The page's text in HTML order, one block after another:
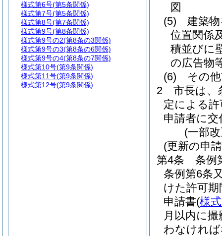
図
(5)
建築
位置関係
積並びに
の広告物
(6)
その
2
市長は、
定による
申請者に
(一部
(更新の申
第4条
条例
条例第6条
けた許可
申請書(様
月以内に
わなけれ
様式第6号(第5条関係)
様式第7号(第5条関係)
様式第8号(第7条関係)
様式第9号(第8条関係)
様式第9号の2(第8条の3関係)
様式第9号の3(第8条の6関係)
様式第9号の4(第8条の7関係)
様式第10号(第9条関係)
様式第11号(第9条関係)
様式第12号(第9条関係)